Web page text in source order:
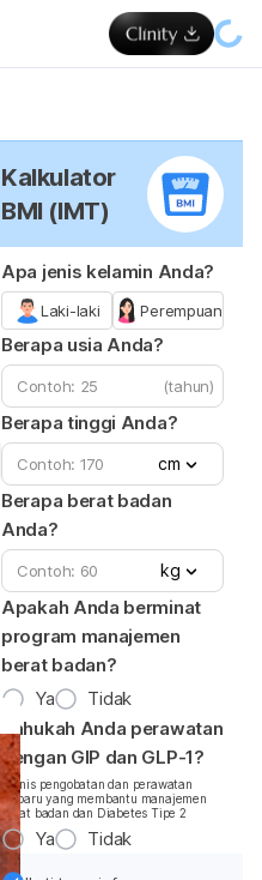
Kalkulator
BMI (IMT)
Apa jenis kelamin Anda?
Laki-laki Perempuan
Berapa usia Anda?
(tahun)
Berapa tinggi Anda?
cm
Berapa berat badan
Anda?
kg
Apakah Anda berminat
program manajemen
berat badan?
Ya
Tidak
Tahukah Anda perawatan
dengan GIP dan GLP-1?
*Jenis pengobatan dan perawatan
terbaru yang membantu manajemen
berat badan dan Diabetes Tipe 2
Ya Tidak